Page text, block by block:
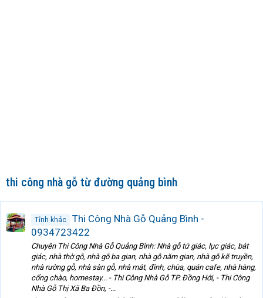
thi công nhà gỗ từ đường quảng bình
Tỉnh khác
Thi Công Nhà Gỗ Quảng Bình -
0934723422
Chuyên Thi Công Nhà Gỗ Quảng Bình: Nhà gỗ tứ giác, lục giác, bát
giác, nhà thờ gỗ, nhà gỗ ba gian, nhà gỗ năm gian, nhà gỗ kẽ truyền,
nhà rường gỗ, nhà sàn gỗ, nhà mát, đình, chùa, quán cafe, nhà hàng,
cổng chào, homestay... - Thi Công Nhà Gỗ TP. Đồng Hới, - Thi Công
Nhà Gỗ Thị Xã Ba Đồn, -...